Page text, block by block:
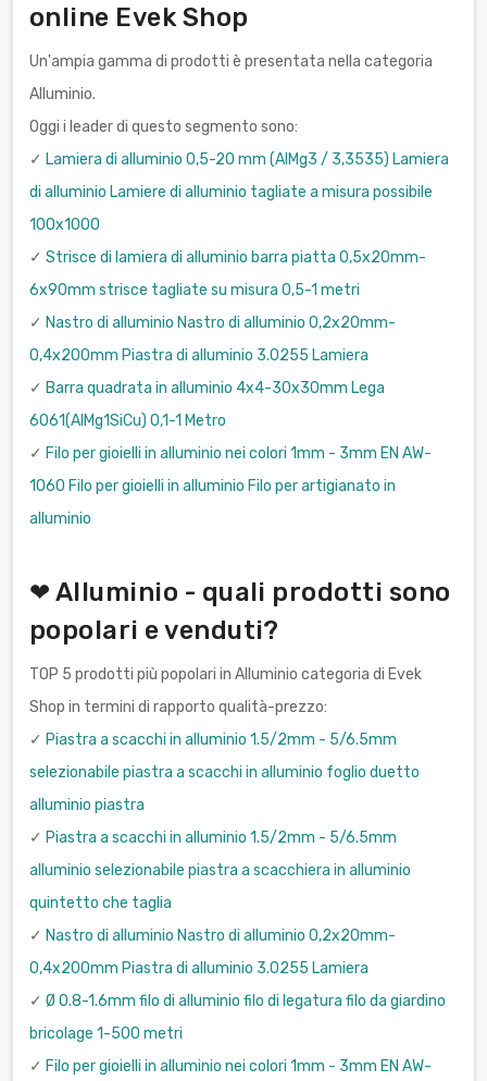
online Evek Shop
Un'ampia gamma di prodotti è presentata nella categoria
Alluminio.
Oggi i leader di questo segmento sono:
✓ Lamiera di alluminio 0,5-20 mm (AlMg3 / 3,3535) Lamiera
di alluminio Lamiere di alluminio tagliate a misura possibile
100x1000
✓ Strisce di lamiera di alluminio barra piatta 0,5x20mm-
6x90mm strisce tagliate su misura 0,5-1 metri
✓ Nastro di alluminio Nastro di alluminio 0,2x20mm-
0,4x200mm Piastra di alluminio 3.0255 Lamiera
✓ Barra quadrata in alluminio 4x4-30x30mm Lega
6061(AlMg1SiCu) 0,1-1 Metro
✓ Filo per gioielli in alluminio nei colori 1mm - 3mm EN AW-
1060 Filo per gioielli in alluminio Filo per artigianato in
alluminio
❤ Alluminio - quali prodotti sono
popolari e venduti?
TOP 5 prodotti più popolari in Alluminio categoria di Evek
Shop in termini di rapporto qualità-prezzo:
✓ Piastra a scacchi in alluminio 1.5/2mm - 5/6.5mm
selezionabile piastra a scacchi in alluminio foglio duetto
alluminio piastra
✓ Piastra a scacchi in alluminio 1.5/2mm - 5/6.5mm
alluminio selezionabile piastra a scacchiera in alluminio
quintetto che taglia
✓ Nastro di alluminio Nastro di alluminio 0,2x20mm-
0,4x200mm Piastra di alluminio 3.0255 Lamiera
✓ Ø 0.8-1.6mm filo di alluminio filo di legatura filo da giardino
bricolage 1-500 metri
✓ Filo per gioielli in alluminio nei colori 1mm - 3mm EN AW-